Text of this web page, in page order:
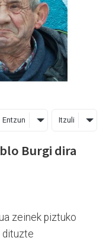
Entzun Itzuli
Burgi dira
zeinek piztuko
dituzte